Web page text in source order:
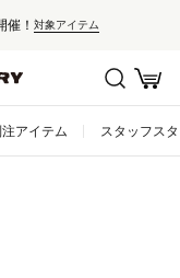
催！ 対象アイテム
注アイテム スタッフス